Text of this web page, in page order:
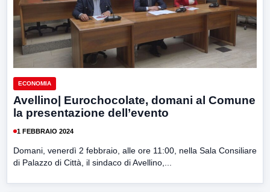
ECONOMIA
Avellino| Eurochocolate, domani al Comune
la presentazione dell’evento
1 FEBBRAIO 2024
Domani, venerdì 2 febbraio, alle ore 11:00, nella Sala Consiliare
di Palazzo di Città, il sindaco di Avellino,...